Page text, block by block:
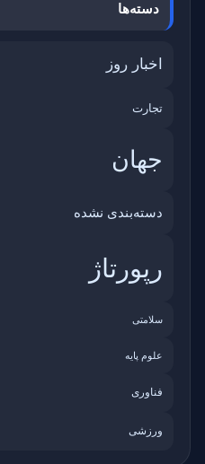
دسته‌ها
اخبار روز
تجارت
جهان
دسته‌بندی نشده
رپورتاژ
سلامتی
علوم پایه
فناوری
ورزشی